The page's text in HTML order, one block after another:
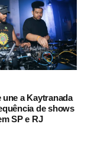
une a Kaytranada
de shows
SP e RJ